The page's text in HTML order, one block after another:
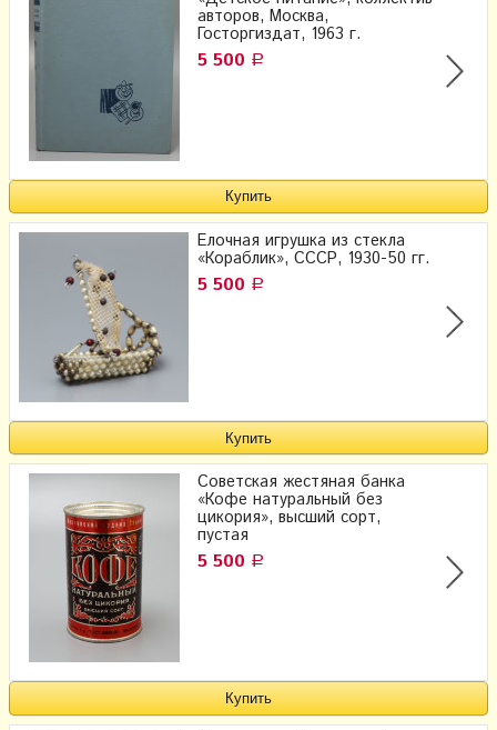
авторов, Москва,
Госторгиздат, 1963 г.
5 500 Р
Елочная игрушка из стекла
«Кораблик», СССР, 1930-50 гг.
5 500 Р
Советская жестяная банка
«Кофе натуральный без
цикория», высший сорт,
пустая
5 500 Р